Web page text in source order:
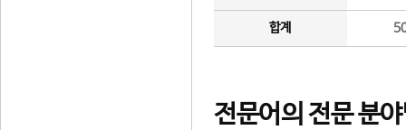
합계
전문어의 전문 분